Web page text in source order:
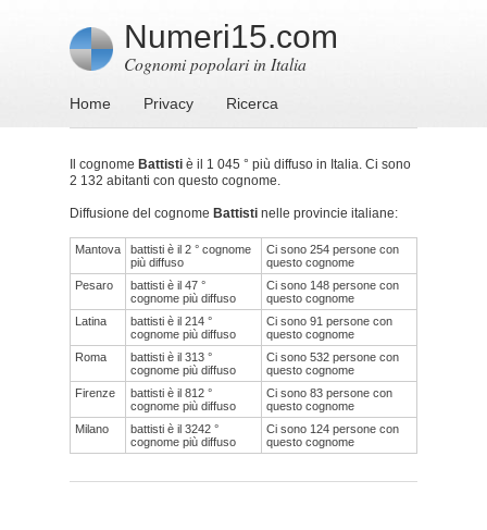
Numeri15.com
Cognomi popolari in Italia
Home Privacy Ricerca
Il cognome Battisti è il 1 045 ° più diffuso in Italia. Ci sono
2 132 abitanti con questo cognome.
Diffusione del cognome Battisti nelle provincie italiane:
Mantova
battisti è il 2 ° cognome
più diffuso
Ci sono 254 persone con
questo cognome
Pesaro
battisti è il 47 °
cognome più diffuso
Ci sono 148 persone con
questo cognome
Latina
battisti è il 214 °
cognome più diffuso
Ci sono 91 persone con
questo cognome
Roma
battisti è il 313 °
cognome più diffuso
Ci sono 532 persone con
questo cognome
Firenze
battisti è il 812 °
cognome più diffuso
Ci sono 83 persone con
questo cognome
Milano
battisti è il 3242 °
cognome più diffuso
Ci sono 124 persone con
questo cognome